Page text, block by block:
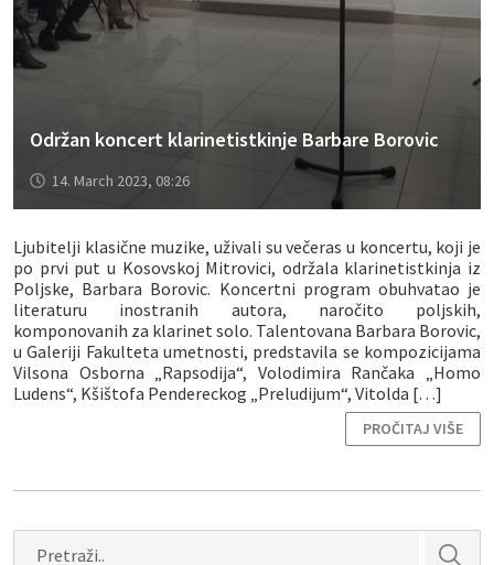
Održan koncert klarinetistkinje Barbare Borovic
14. March 2023, 08:26
Ljubitelji klasične muzike, uživali su večeras u koncertu, koji je
po prvi put u Kosovskoj Mitrovici, održala klarinetistkinja iz
Poljske, Barbara Borovic. Koncertni program obuhvatao je
literaturu inostranih autora, naročito poljskih,
komponovanih za klarinet solo. Talentovana Barbara Borovic,
u Galeriji Fakulteta umetnosti, predstavila se kompozicijama
Vilsona Osborna „Rapsodija“, Volodimira Rančaka „Homo
Ludens“, Kšištofa Pendereckog „Preludijum“, Vitolda […]
PROČITAJ VIŠE